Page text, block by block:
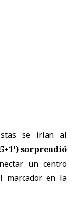
se irían al
sorprendió
un centro
marcador en la